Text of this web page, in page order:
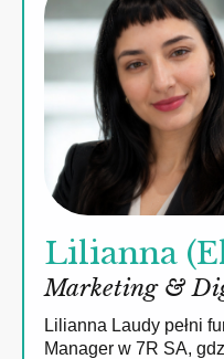
Lilianna
Marketing &
Lilianna Laudy pełni
Manager w 7R SA,